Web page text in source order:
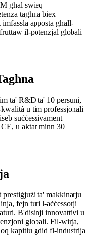
għal swieq
tagħna biex
apposta għall-
il-potenzjal globali
ta' R&D ta' 10 persuni,
u tim professjonali
suċċessivament
u aktar minn 30
ta' makkinarju
fejn turi l-aċċessorji
B'disinji innovattivi u
globali. Fil-wirja,
kapitlu ġdid fl-industrija